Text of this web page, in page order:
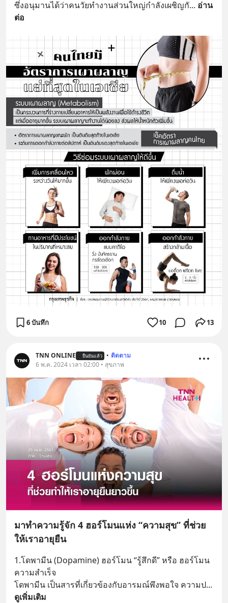
ซึ่งอนุมานได้ว่าคนวัยทำงานส่วนใหญ่กำลังเผชิญกั... อ่าน
ต่อ
6 บันทึก 10 13
TNN ONLINE ยืนยันแล้ว • ติดตาม
6 พ.ค. 2024 เวลา 02:00 • สุขภาพ
มาทำความรู้จัก 4 ฮอร์โมนแห่ง “ความสุข” ที่ช่วย
ให้เราอายุยืน
1.โดพามีน (Dopamine) ฮอร์โมน “รู้สึกดี” หรือ ฮอร์โมน
ความสำเร็จ
โดพามีน เป็นสารที่เกี่ยวข้องกับอารมณ์พึงพอใจ ความป
ดูเพิ่มเติม